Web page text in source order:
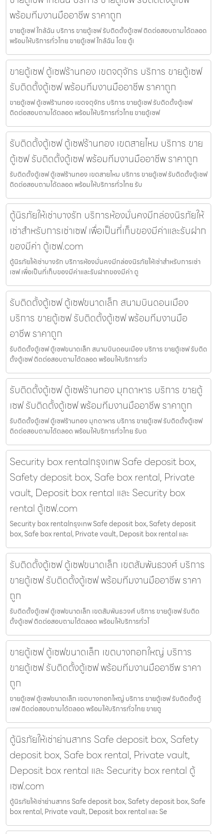
พร้อมทีมงานมืออาชีพ ราคาถูก
ขายตู้เซฟ ใกล้ฉัน บริการ ขายตู้เซฟ รับติดตั้งตู้เซฟ ติดต่อสอบถามได้ตลอด
พร้อมให้บริการทั่วไทย ขายตู้เซฟ ใกล้ฉัน โดย ตู้เ
ขายตู้เซฟ ตู้เซฟร้านทอง เขตจตุจักร บริการ ขายตู้เซฟ
รับติดตั้งตู้เซฟ พร้อมทีมงานมืออาชีพ ราคาถูก
ขายตู้เซฟ ตู้เซฟร้านทอง เขตจตุจักร บริการ ขายตู้เซฟ รับติดตั้งตู้เซฟ
ติดต่อสอบถามได้ตลอด พร้อมให้บริการทั่วไทย ขายตู้เซฟ
รับติดตั้งตู้เซฟ ตู้เซฟร้านทอง เขตสายไหม บริการ ขาย
ตู้เซฟ รับติดตั้งตู้เซฟ พร้อมทีมงานมืออาชีพ ราคาถูก
รับติดตั้งตู้เซฟ ตู้เซฟร้านทอง เขตสายไหม บริการ ขายตู้เซฟ รับติดตั้งตู้เซฟ
ติดต่อสอบถามได้ตลอด พร้อมให้บริการทั่วไทย รับ
ตู้นิรภัยให้เช่าบางรัก บริการห้องมั่นคงมีกล่องนิรภัยให้
เช่าสำหรับการเช่าเซฟ เพื่อเป็นที่เก็บของมีค่าและรับฝาก
ของมีค่า ตู้เซฟ.com
ตู้นิรภัยให้เช่าบางรัก บริการห้องมั่นคงมีกล่องนิรภัยให้เช่าสำหรับการเช่า
เซฟ เพื่อเป็นที่เก็บของมีค่าและรับฝากของมีค่า ตู
รับติดตั้งตู้เซฟ ตู้เซฟขนาดเล็ก สนามบินดอนเมือง
บริการ ขายตู้เซฟ รับติดตั้งตู้เซฟ พร้อมทีมงานมือ
อาชีพ ราคาถูก
รับติดตั้งตู้เซฟ ตู้เซฟขนาดเล็ก สนามบินดอนเมือง บริการ ขายตู้เซฟ รับติด
ตั้งตู้เซฟ ติดต่อสอบถามได้ตลอด พร้อมให้บริการทั่ว
รับติดตั้งตู้เซฟ ตู้เซฟร้านทอง มุกดาหาร บริการ ขายตู้
เซฟ รับติดตั้งตู้เซฟ พร้อมทีมงานมืออาชีพ ราคาถูก
รับติดตั้งตู้เซฟ ตู้เซฟร้านทอง มุกดาหาร บริการ ขายตู้เซฟ รับติดตั้งตู้เซฟ
ติดต่อสอบถามได้ตลอด พร้อมให้บริการทั่วไทย รับต
Security box rentalกรุงเทพ Safe deposit box,
Safety deposit box, Safe box rental, Private
vault, Deposit box rental และ Security box
rental ตู้เซฟ.com
Security box rentalกรุงเทพ Safe deposit box, Safety deposit
box, Safe box rental, Private vault, Deposit box rental และ
รับติดตั้งตู้เซฟ ตู้เซฟขนาดเล็ก เขตสัมพันธวงศ์ บริการ
ขายตู้เซฟ รับติดตั้งตู้เซฟ พร้อมทีมงานมืออาชีพ ราคา
ถูก
รับติดตั้งตู้เซฟ ตู้เซฟขนาดเล็ก เขตสัมพันธวงศ์ บริการ ขายตู้เซฟ รับติด
ตั้งตู้เซฟ ติดต่อสอบถามได้ตลอด พร้อมให้บริการทั่วไ
ขายตู้เซฟ ตู้เซฟขนาดเล็ก เขตบางกอกใหญ่ บริการ
ขายตู้เซฟ รับติดตั้งตู้เซฟ พร้อมทีมงานมืออาชีพ ราคา
ถูก
ขายตู้เซฟ ตู้เซฟขนาดเล็ก เขตบางกอกใหญ่ บริการ ขายตู้เซฟ รับติดตั้งตู้
เซฟ ติดต่อสอบถามได้ตลอด พร้อมให้บริการทั่วไทย ขายตู
ตู้นิรภัยให้เช่าย่านสาทร Safe deposit box, Safety
deposit box, Safe box rental, Private vault,
Deposit box rental และ Security box rental ตู้
เซฟ.com
ตู้นิรภัยให้เช่าย่านสาทร Safe deposit box, Safety deposit box, Safe
box rental, Private vault, Deposit box rental และ Se